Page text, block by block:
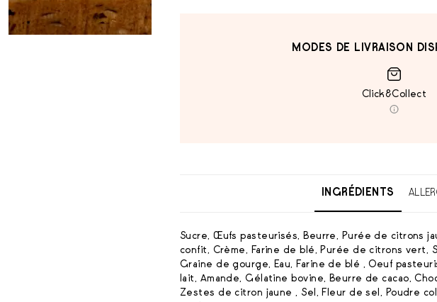
MODES DE LIVRAISON
Click&Collect
INGRÉDIENTS
Sucre, Œufs pasteurisés, Beurre, Purée de citrons
confit, Crème, Farine de blé, Purée de citrons vert,
Graine de gourge, Eau, Farine de blé , Oeuf
lait, Amande, Gélatine bovine, Beurre de cacao,
Zestes de citron jaune , Sel, Fleur de sel, Poudre